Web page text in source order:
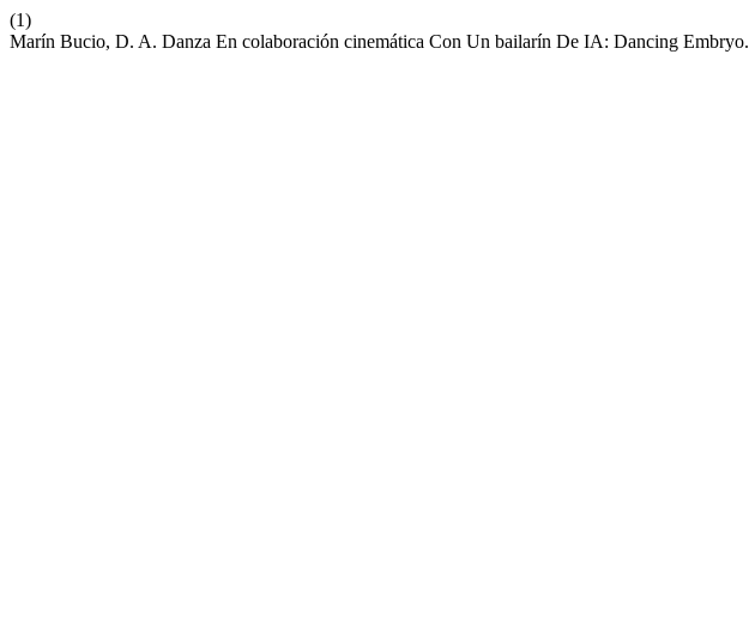
(1)
Marín Bucio, D. A. Danza En colaboración cinemática Con Un bailarín De IA: Dancing Embryo.